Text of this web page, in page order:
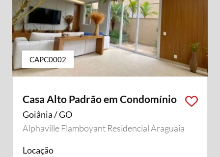
CAPC0002
Casa Alto Padrão em Condomínio
Goiânia / GO
Alphaville Flamboyant Residencial Araguaia
Locação